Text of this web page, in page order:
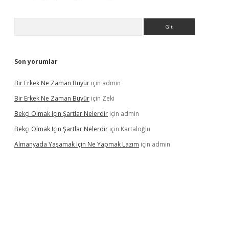
Son yorumlar
Bir Erkek Ne Zaman Büyür için admin
Bir Erkek Ne Zaman Büyür için Zeki
Bekçi Olmak Için Şartlar Nelerdir için admin
Bekçi Olmak Için Şartlar Nelerdir için Kartaloğlu
Almanyada Yaşamak Için Ne Yapmak Lazım için admin